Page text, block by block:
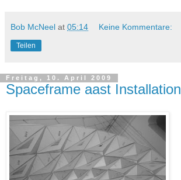
Bob McNeel at 05:14 Keine Kommentare:
Teilen
Freitag, 10. April 2009
Spaceframe aast Installation